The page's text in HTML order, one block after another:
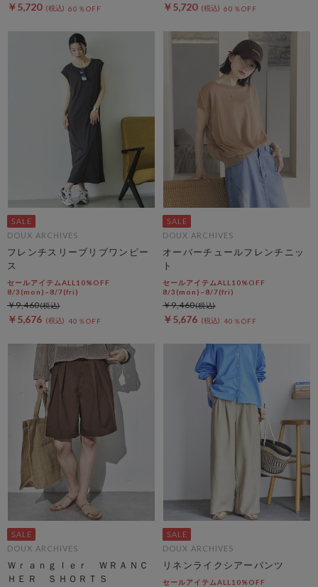
￥5,720 60％OFF ￥5,720 60％OFF
DOUX ARCHIVES
フレンチスリーブリブワンピー
ス
セールアイテムALL10%OFF
8/3(mon)~8/7(fri)
￥5,676 40％OFF
￥9,460
DOUX ARCHIVES
オーバーチュールフレンチニッ
ト
セールアイテムALL10%OFF
8/3(mon)~8/7(fri)
￥5,676 40％OFF
￥9,460
DOUX ARCHIVES
Ｗｒａｎｇｌｅｒ ＷＲＡＮＣ
ＨＥＲ ＳＨＯＲＴＳ
DOUX ARCHIVES
リネンライクシアーパンツ
セールアイテムALL10%OFF